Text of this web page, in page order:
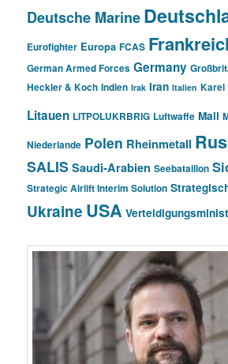
Deutsche Marine
Eurofighter Europa FCAS
German Armed Forces Germany
Heckler & Koch Indien Irak Iran Italien Karel
Litauen LITPOLUKRBRIG Luftwaffe Mali
Niederlande Polen Rheinmetall
SALIS Saudi-Arabien Seebataillon
Strategic Airlift Interim Solution
Ukraine USA